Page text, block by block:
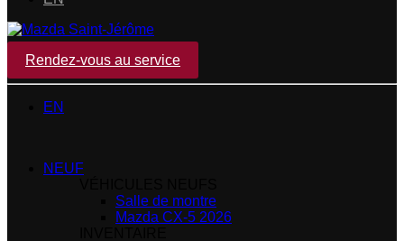
Rendez-vous au service
EN
NEUF
Salle de montre
Mazda CX-5 2026